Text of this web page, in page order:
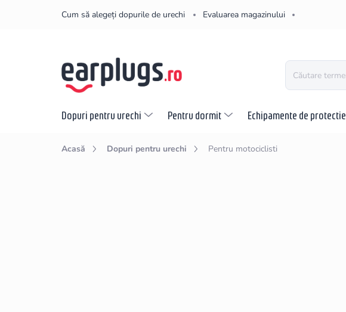
Cum să alegeți dopurile de urechi Evaluarea magazinului
Dopuri pentru urechi Pentru dormit Echipamente de protectie
Acasă Dopuri pentru urechi Pentru motociclisti